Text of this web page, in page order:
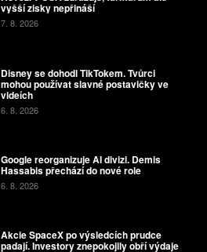
vyšší zisky nepřináší
7. 8. 2026
Disney se dohodl TikTokem. Tvůrci
mohou používat slavné postavičky ve
videích
6. 8. 2026
Google reorganizuje AI divizi. Demis
Hassabis přechází do nové role
6. 8. 2026
Akcie SpaceX po výsledcích prudce
padají. Investory znepokojily obří výdaje